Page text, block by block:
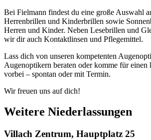
Bei Fielmann findest du eine große Auswahl
Herrenbrillen und Kinderbrillen sowie
Herren und Kinder. Neben Lesebrillen und
wir dir auch Kontaktlinsen und Pflegemittel.
Lass dich von unseren kompetenten
Augenoptikern beraten oder komme für einen
vorbei – spontan oder mit Termin.
Wir freuen uns auf dich!
Weitere Niederlassungen
Villach Zentrum, Hauptplatz 25